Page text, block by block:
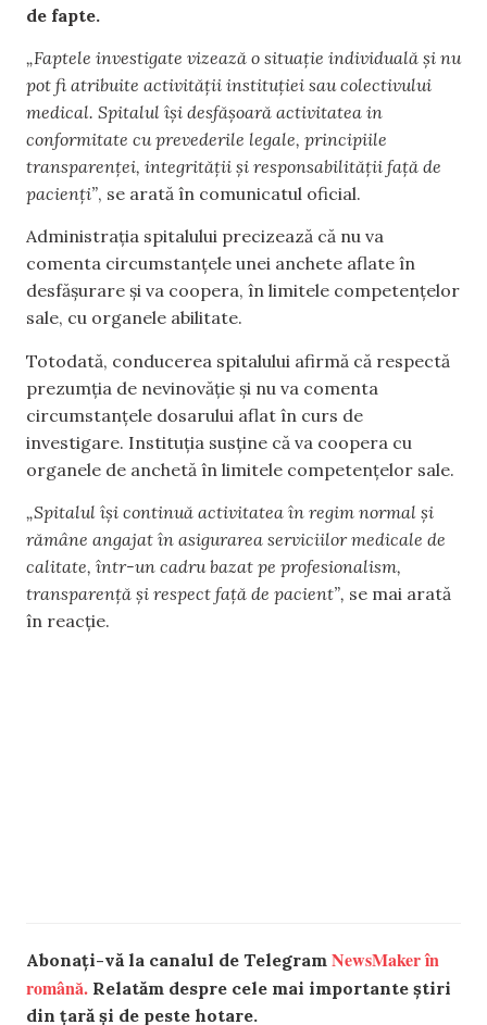
de fapte.
„Faptele investigate vizează o situație individuală și nu
pot fi atribuite activității instituției sau colectivului
medical. Spitalul își desfășoară activitatea in
conformitate cu prevederile legale, principiile
transparenței, integrității și responsabilității față de
pacienți”, se arată în comunicatul oficial.
Administrația spitalului precizează că nu va
comenta circumstanțele unei anchete aflate în
desfășurare și va coopera, în limitele competențelor
sale, cu organele abilitate.
Totodată, conducerea spitalului afirmă că respectă
prezumția de nevinovăție și nu va comenta
circumstanțele dosarului aflat în curs de
investigare. Instituția susține că va coopera cu
organele de anchetă în limitele competențelor sale.
„Spitalul își continuă activitatea în regim normal și
rămâne angajat în asigurarea serviciilor medicale de
calitate, într-un cadru bazat pe profesionalism,
transparență și respect față de pacient”, se mai arată
în reacție.
Abonați-vă la canalul de Telegram NewsMaker în
română. Relatăm despre cele mai importante știri
din țară și de peste hotare.